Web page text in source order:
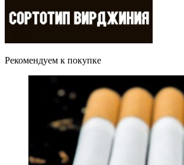
Рекомендуем к покупке